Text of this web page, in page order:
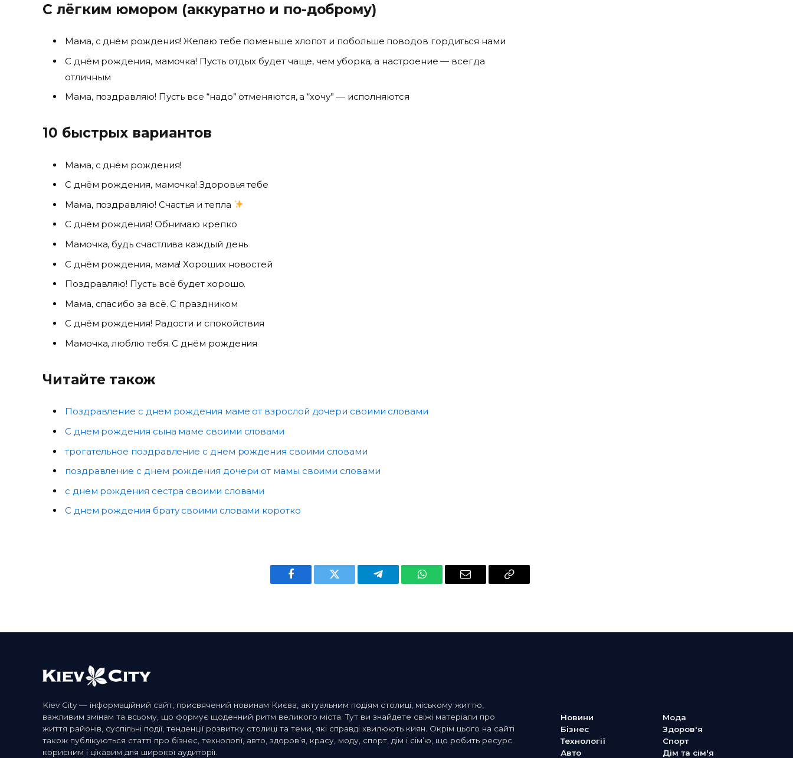
С лёгким юмором (аккуратно и по-доброму)
Мама, с днём рождения! Желаю тебе поменьше хлопот и побольше поводов гордиться нами
С днём рождения, мамочка! Пусть отдых будет чаще, чем уборка, а настроение — всегда
отличным
Мама, поздравляю! Пусть все “надо” отменяются, а “хочу” — исполняются
10 быстрых вариантов
Мама, с днём рождения!
С днём рождения, мамочка! Здоровья тебе
Мама, поздравляю! Счастья и тепла
С днём рождения! Обнимаю крепко
Мамочка, будь счастлива каждый день
С днём рождения, мама! Хороших новостей
Поздравляю! Пусть всё будет хорошо.
Мама, спасибо за всё. С праздником
С днём рождения! Радости и спокойствия
Мамочка, люблю тебя. С днём рождения
Читайте також
Поздравление с днем рождения маме от взрослой дочери своими словами
С днем рождения сына маме своими словами
трогательное поздравление с днем рождения своими словами
поздравление с днем рождения дочери от мамы своими словами
с днем рождения сестра своими словами
С днем рождения брату своими словами коротко
Facebook Twitter Telegram WhatsAppEmail
Copy
Kiev City — інформаційний сайт, присвячений новинам Києва, актуальним подіям столиці, міському життю,
важливим змінам та всьому, що формує щоденний ритм великого міста. Тут ви знайдете свіжі матеріали про
життя районів, суспільні події, тенденції розвитку столиці та теми, які справді хвилюють киян. Окрім цього на сайті
також публікуються статті про бізнес, технології, авто, здоров’я, красу, моду, спорт, дім і сім’ю, що робить ресурс
корисним і цікавим для широкої аудиторії.
Новини
Бізнес
Технології
Авто
Мода
Здоров'я
Спорт
Дім та сім'я